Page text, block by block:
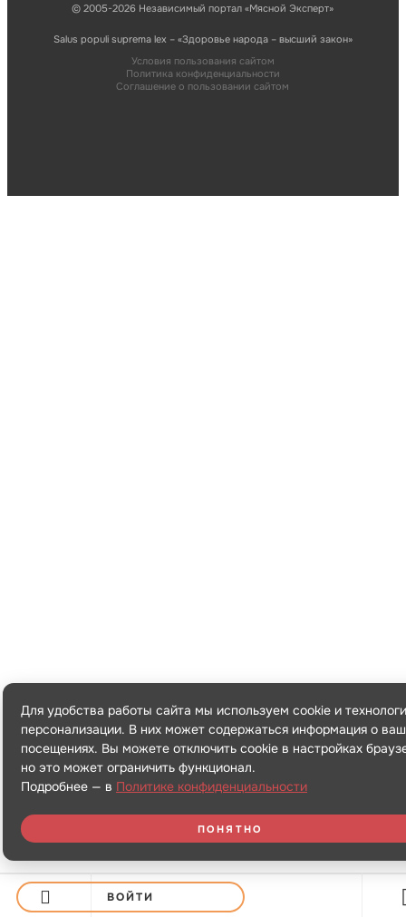
ВОЙТИ
© 2005-2026 Независимый портал «Мясной Эксперт»
Salus populi suprema lex – «Здоровье народа – высший закон»
Условия пользования сайтом
Политика конфиденциальности
Соглашение о пользовании сайтом
Для удобства работы сайта мы используем cookie и
персонализации. В них может содержаться информация о
посещениях. Вы можете отключить cookie в настройках
но это может ограничить функционал.
Подробнее — в Политике конфиденциальности
ПОНЯТНО